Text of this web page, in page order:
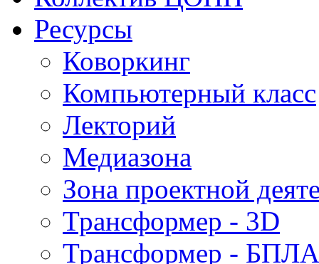
Ресурсы
Коворкинг
Компьютерный класс
Лекторий
Медиазона
Зона проектной
Трансформер - 3D
Трансформер - БПЛА